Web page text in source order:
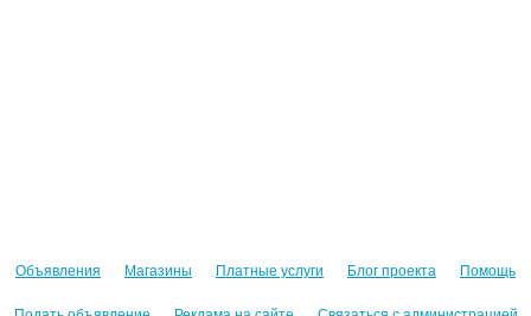
Объявления Магазины Платные услуги Блог проекта Помощь